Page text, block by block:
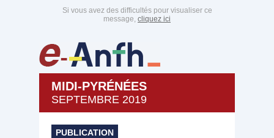
Si vous avez des difficultés pour visualiser ce
message, cliquez ici
MIDI-PYRÉNÉES
SEPTEMBRE 2019
PUBLICATION